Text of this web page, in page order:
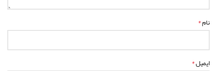
نام*
ایمیل*